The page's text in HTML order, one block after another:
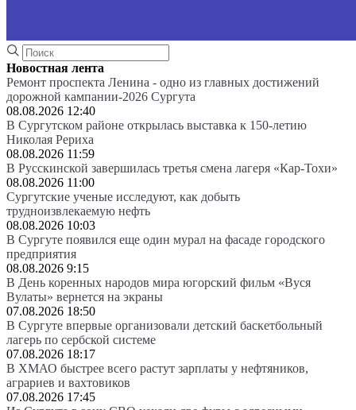
Новостная лента
Ремонт проспекта Ленина - одно из главных достижений
дорожной кампании-2026 Сургута
08.08.2026 12:40
В Сургутском районе открылась выставка к 150-летию
Николая Рериха
08.08.2026 11:59
В Русскинской завершилась третья смена лагеря «Кар-Тохи»
08.08.2026 11:00
Сургутские ученые исследуют, как добыть
трудноизвлекаемую нефть
08.08.2026 10:03
В Сургуте появился еще один мурал на фасаде городского
предприятия
08.08.2026 9:15
В День коренных народов мира югорский фильм «Вуся
Вулаты» вернется на экраны
07.08.2026 18:50
В Сургуте впервые организовали детский баскетбольный
лагерь по сербской системе
07.08.2026 18:17
В ХМАО быстрее всего растут зарплаты у нефтяников,
аграриев и вахтовиков
07.08.2026 17:45